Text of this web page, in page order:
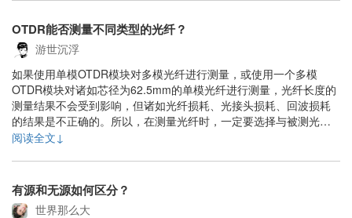
OTDR能否测量不同类型的光纤？
游世沉浮
如果使用单模OTDR模块对多模光纤进行测量，或使用一个多模
OTDR模块对诸如芯径为62.5mm的单模光纤进行测量，光纤长度的
测量结果不会受到影响，但诸如光纤损耗、光接头损耗、回波损耗
的结果是不正确的。所以，在测量光纤时，一定要选择与被测光纤
相匹配的OTDR进行测量，这样才能得到各项性能指标均正确的结
阅读全文↓
有源和无源如何区分？
世界那么大